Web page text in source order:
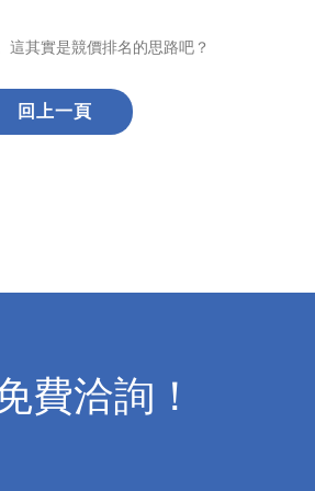
這其實是競價排名的思路吧？
回上一頁
費洽詢！